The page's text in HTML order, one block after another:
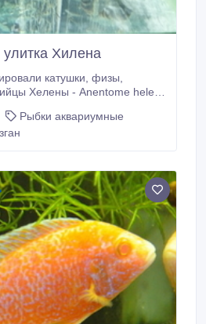
Хилена
катушки, физы,
с мелкими видами
Рыбки аквариумные